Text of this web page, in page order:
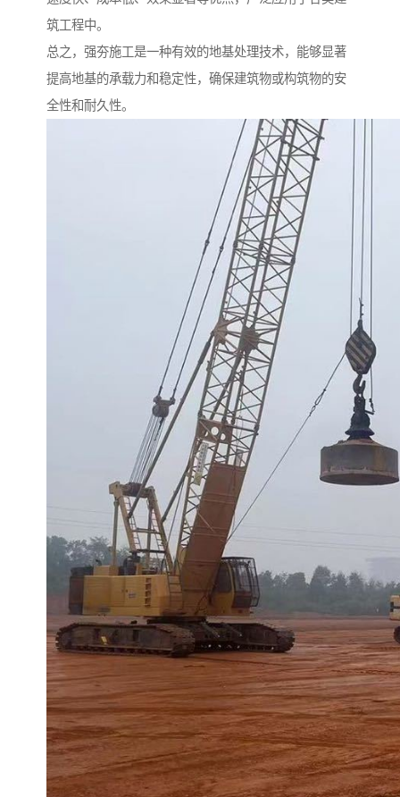
筑工程中。
总之，强夯施工是一种有效的地基处理技术，能够显著
提高地基的承载力和稳定性，确保建筑物或构筑物的安
全性和耐久性。